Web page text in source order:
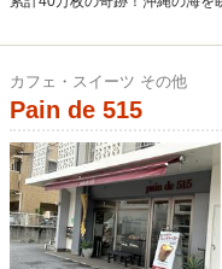
カフェ・スイーツ その他
Pain de 515